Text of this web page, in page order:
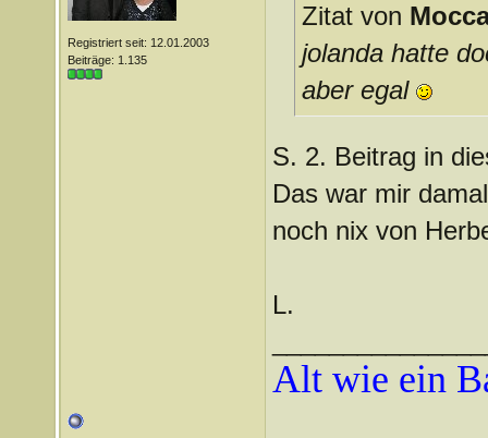
Registriert seit: 12.01.2003
Beiträge: 1.135
Zitat von
jolanda hatte
aber egal
S. 2. Beitrag in
Das war mir
noch nix von
L.
Alt wie ein